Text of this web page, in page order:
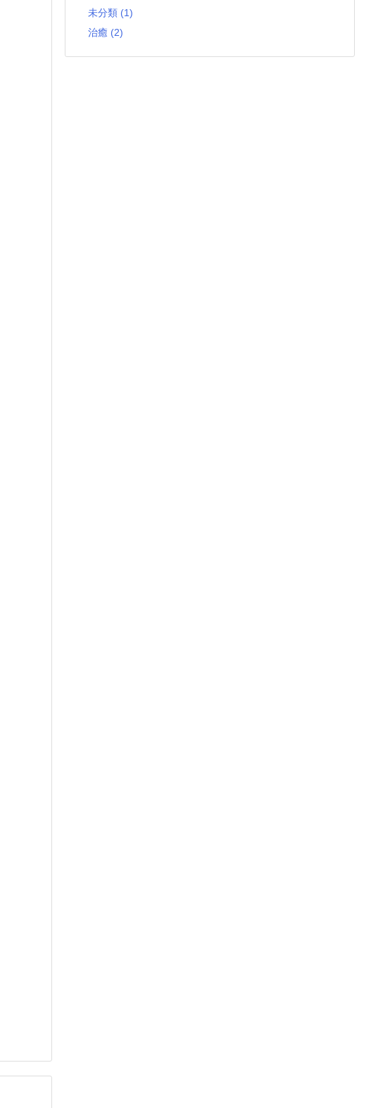
未分類 (1)
治癒 (2)